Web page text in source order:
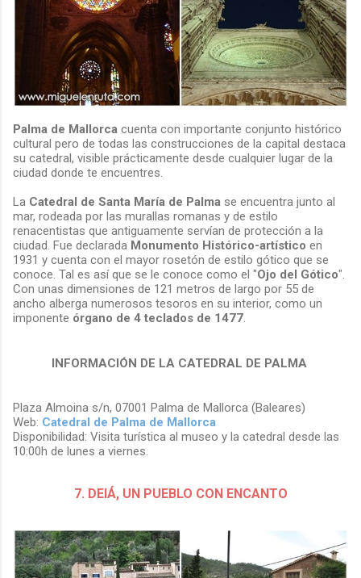
Palma de Mallorca cuenta con importante conjunto histórico
cultural pero de todas las construcciones de la capital destaca
su catedral, visible prácticamente desde cualquier lugar de la
ciudad donde te encuentres.
La Catedral de Santa María de Palma se encuentra junto al
mar, rodeada por las murallas romanas y de estilo
renacentistas que antiguamente servían de protección a la
ciudad. Fue declarada Monumento Histórico-artístico en
1931 y cuenta con el mayor rosetón de estilo gótico que se
conoce. Tal es así que se le conoce como el "Ojo del Gótico".
Con unas dimensiones de 121 metros de largo por 55 de
ancho alberga numerosos tesoros en su interior, como un
imponente órgano de 4 teclados de 1477
INFORMACIÓN DE LA CATEDRAL DE PALMA
Plaza Almoina s/n, 07001 Palma de Mallorca (Baleares)
Web: Catedral de Palma de Mallorca
Disponibilidad: Visita turística al museo y la catedral desde las
10:00h de lunes a viernes.
7. DEIÁ, UN PUEBLO CON ENCANTO